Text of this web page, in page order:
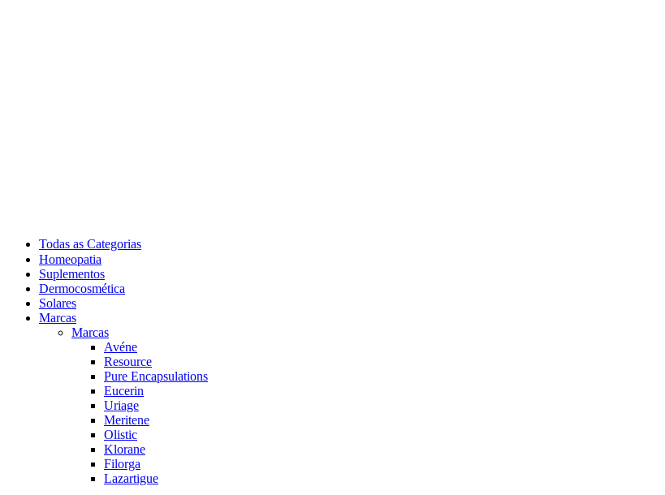
Todas as Categorias
Homeopatia
Suplementos
Dermocosmética
Solares
Marcas
Marcas
Avéne
Resource
Pure Encapsulations
Eucerin
Uriage
Meritene
Olistic
Klorane
Filorga
Lazartigue